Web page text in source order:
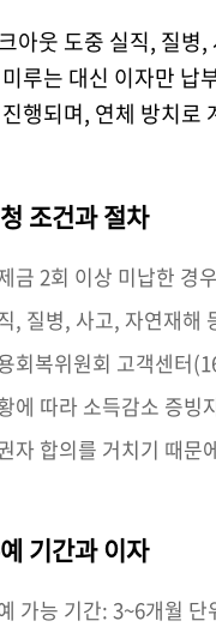
아웃 도중 실직, 질병
루는 대신 이자만 납
행되며, 연체 방치로
조건과 절차
금 2회 이상 미납한 경
, 질병, 사고, 자연재해
회복위원회 고객센터
에 따라 소득감소 증빙
자 합의를 거치기 때문
기간과 이자
가능 기간: 3~6개월